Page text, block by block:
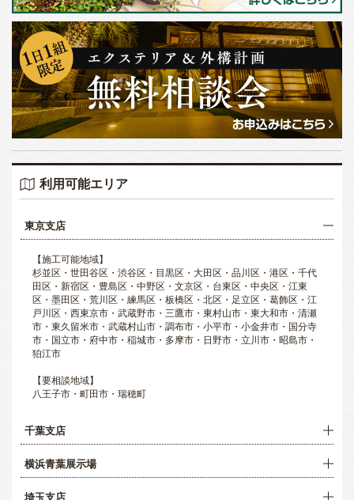
利用可能エリア
東京支店
【施工可能地域】
杉並区・世田谷区・渋谷区・目黒区・大田区・品川区・港区・千代
田区・新宿区・豊島区・中野区・文京区・台東区・中央区・江東
区・墨田区・荒川区・練馬区・板橋区・北区・足立区・葛飾区・江
戸川区・西東京市・武蔵野市・三鷹市・東村山市・東大和市・清瀬
市・東久留米市・武蔵村山市・調布市・小平市・小金井市・国分寺
市・国立市・府中市・稲城市・多摩市・日野市・立川市・昭島市・
狛江市
【要相談地域】
八王子市・町田市・瑞穂町
千葉支店
横浜青葉展示場
埼玉支店